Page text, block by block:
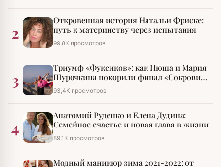
2
Откровенная история Натальи Фриске:
путь к материнству через испытания
99,8К просмотров
3
Триумф «Фуксиков»: как Нюша и Мария
Шурочкина покорили финал «Сокровищ
императора»
93,4К просмотров
4
Анатомий Руденко и Елена Дудина:
Семейное счастье и новая глава в жизни
89,1К просмотров
Модный маникюр зима 2021-2022: от